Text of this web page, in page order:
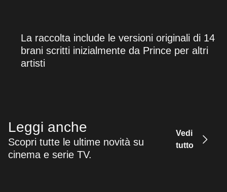
La raccolta include le versioni originali di 14
brani scritti inizialmente da Prince per altri
artisti
Leggi anche
Scopri tutte le ultime novità su
cinema e serie TV.
Vedi
tutto